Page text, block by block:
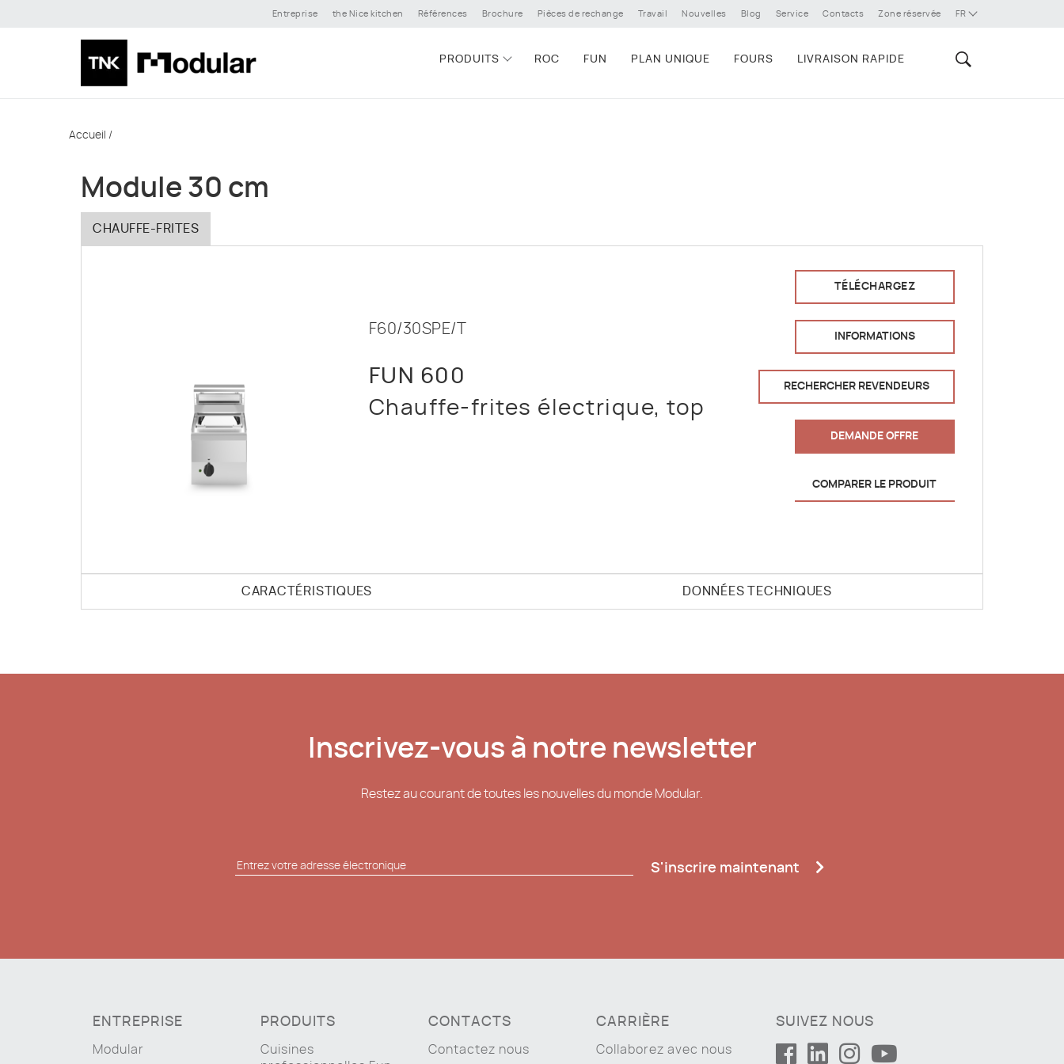
Entreprise the Nice kitchen Références Brochure Pièces de rechange Travail Nouvelles Blog Service Contacts Zone réservée FR
PRODUITS ROC FUN PLAN UNIQUE FOURS LIVRAISON RAPIDE
Accueil /
Module 30 cm
CHAUFFE-FRITES
F60/30SPE/T
FUN 600
Chauffe-frites électrique, top
TÉLÉCHARGEZ
INFORMATIONS
RECHERCHER REVENDEURS
DEMANDE OFFRE
COMPARER LE PRODUIT
CARACTÉRISTIQUES DONNÉES TECHNIQUES
Inscrivez-vous à notre newsletter
Restez au courant de toutes les nouvelles du monde Modular.
S'inscrire maintenant
ENTREPRISE
Modular
PRODUITS
Cuisines
CONTACTS
Contactez nous
CARRIÈRE
Collaborez avec nous
SUIVEZ NOUS